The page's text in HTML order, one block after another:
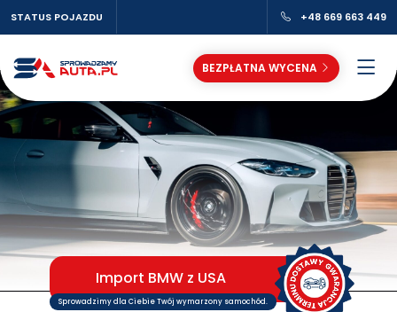
STATUS POJAZDU +48 669 663 449
BEZPŁATNA WYCENA
Import BMW z USA
Sprowadzimy dla Ciebie Twój wymarzony samochód.